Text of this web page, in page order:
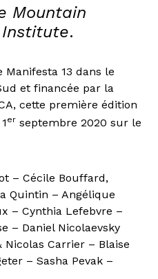
Mountain
Institute.
Manifesta 13 dans le
et financée par la
cette première édition
er septembre 2020 sur le
– Cécile Bouffard,
Quintin – Angélique
– Cynthia Lefebvre –
– Daniel Nicolaevsky
Nicolas Carrier – Blaise
– Sasha Pevak –